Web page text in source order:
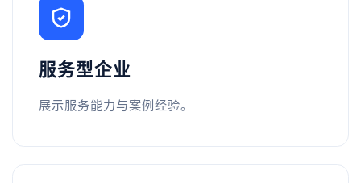
服务型企业
展示服务能力与案例经验。